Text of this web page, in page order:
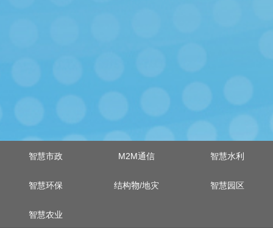
智慧市政 M2M通信 智慧水利
智慧环保 结构物/地灾 智慧园区
智慧农业